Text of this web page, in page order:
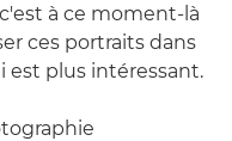
à ce moment-là
ces portraits dans
est plus intéressant.